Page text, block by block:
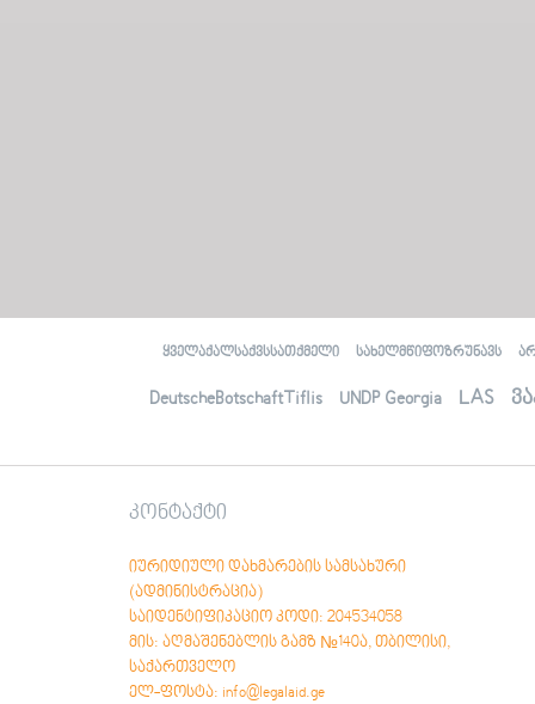
(OSSETIAN) ოსური
хæлцы райст
Бындардзинад
Социалонæй æнæхъахъхъæд
бинонты бæрæггæнæнты иугонд
Æнæзмæлгæ мулкы æлхæды æмæ
æндæрæн раттыны æгъдау
Бинонты ‘хсæн тыхмидзинад, амæттаг
æмæ тыхмигæнæг – тыхмийæ
бахъахъхъæныны барадон
механизмтæ
ყველაქალსაქვსსათქმელი სახელმწიფოზრუნავს
DeutscheBotschaftTiflis UNDP Georgia LAS
კონტაქტი
იურიდიული დახმარების სამსახური
(ადმინისტრაცია)
საიდენტიფიკაციო კოდი: 204534058
მის: აღმაშენებლის გამზ №140ა, თბილისი,
საქართველო
ელ-ფოსტა: info@legalaid.ge